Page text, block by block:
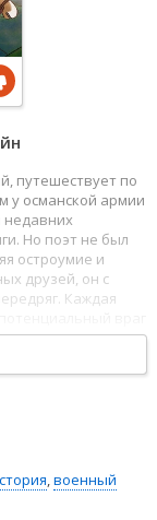
путешествует по
у османской армии
недавних
Но поэт не был
остроумие и
друзей, он с
Каждая
стихами и
знаем и любим.
,военный